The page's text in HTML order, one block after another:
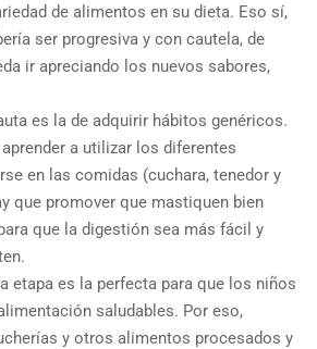
de alimentos en su dieta. Eso sí,
ser progresiva y con cautela, de
ir apreciando los nuevos sabores,
es la de adquirir hábitos genéricos.
a utilizar los diferentes
en las comidas (cuchara, tenedor y
que promover que mastiquen bien
que la digestión sea más fácil y
etapa es la perfecta para que los niños
saludables. Por eso,
y otros alimentos procesados y